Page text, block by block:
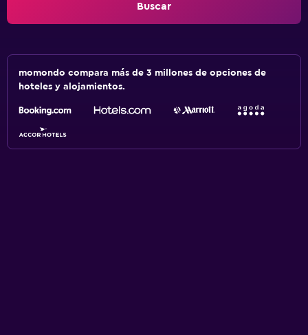
Buscar
momondo compara más de 3 millones de opciones de
hoteles y alojamientos.